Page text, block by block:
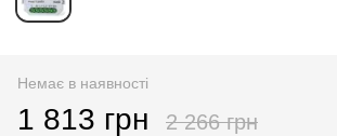
Немає в наявності
1 813 грн 2 266 грн